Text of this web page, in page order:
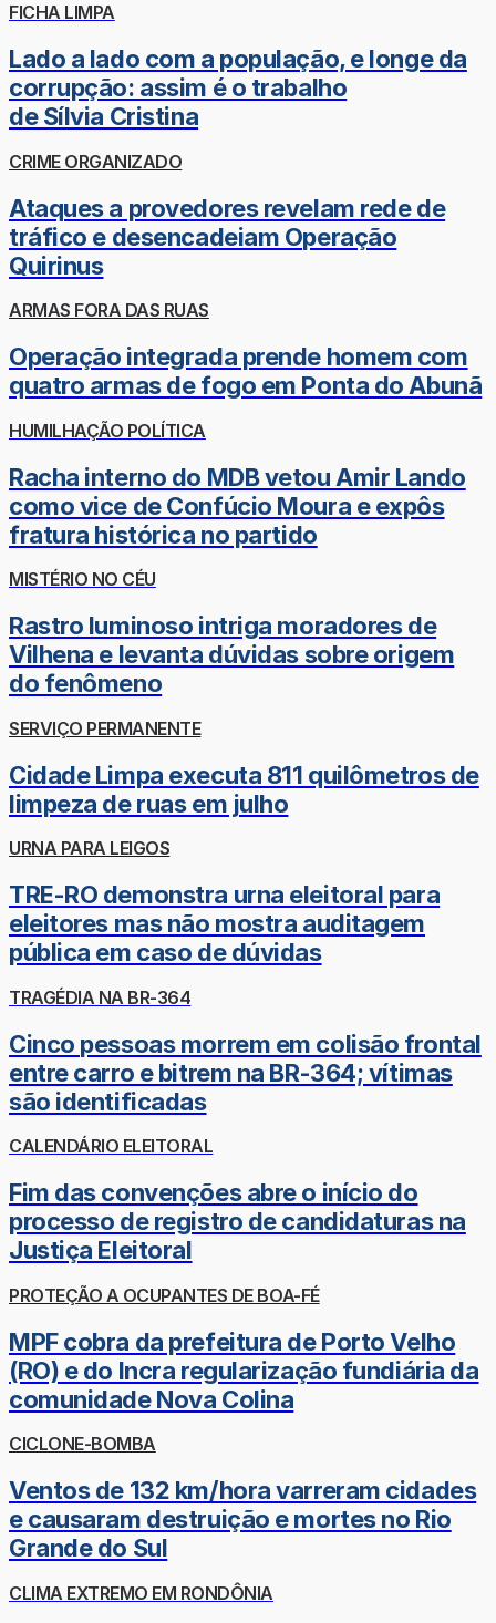
FICHA LIMPA
Lado a lado com a população, e longe da
corrupção: assim é o trabalho
de Sílvia Cristina
CRIME ORGANIZADO
Ataques a provedores revelam rede de
tráfico e desencadeiam Operação
Quirinus
ARMAS FORA DAS RUAS
Operação integrada prende homem com
quatro armas de fogo em Ponta do Abunã
HUMILHAÇÃO POLÍTICA
Racha interno do MDB vetou Amir Lando
como vice de Confúcio Moura e expôs
fratura histórica no partido
MISTÉRIO NO CÉU
Rastro luminoso intriga moradores de
Vilhena e levanta dúvidas sobre origem
do fenômeno
SERVIÇO PERMANENTE
Cidade Limpa executa 811 quilômetros de
limpeza de ruas em julho
URNA PARA LEIGOS
TRE-RO demonstra urna eleitoral para
eleitores mas não mostra auditagem
pública em caso de dúvidas
TRAGÉDIA NA BR-364
Cinco pessoas morrem em colisão frontal
entre carro e bitrem na BR-364; vítimas
são identificadas
CALENDÁRIO ELEITORAL
Fim das convenções abre o início do
processo de registro de candidaturas na
Justiça Eleitoral
PROTEÇÃO A OCUPANTES DE BOA-FÉ
MPF cobra da prefeitura de Porto Velho
(RO) e do Incra regularização fundiária da
comunidade Nova Colina
CICLONE-BOMBA
Ventos de 132 km/hora varreram cidades
e causaram destruição e mortes no Rio
Grande do Sul
CLIMA EXTREMO EM RONDÔNIA